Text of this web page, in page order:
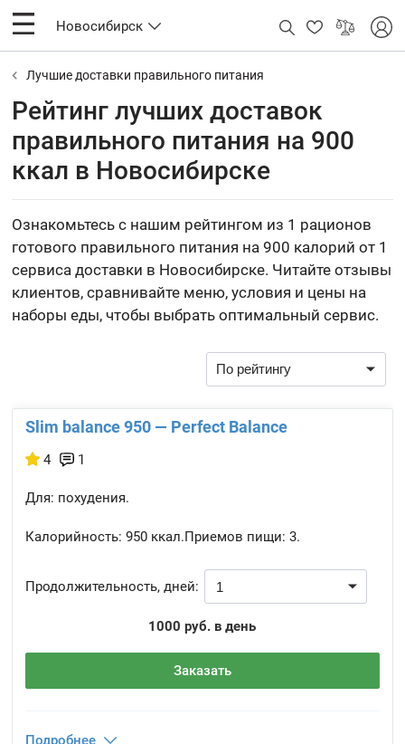
Новосибирск
Лучшие доставки правильного питания
Рейтинг лучших доставок
правильного питания на 900
ккал в Новосибирске
Ознакомьтесь с нашим рейтингом из 1 рационов
готового правильного питания на 900 калорий от 1
сервиса доставки в Новосибирске. Читайте отзывы
клиентов, сравнивайте меню, условия и цены на
наборы еды, чтобы выбрать оптимальный сервис.
Slim balance 950 — Perfect Balance
4 1
Для: похудения.
Калорийность: 950 ккал.Приемов пищи: 3.
Продолжительность, дней:
1000 руб. в день
Заказать
Подробнее